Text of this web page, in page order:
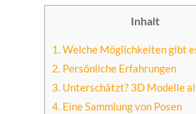
Inhalt
1.Welche Möglichkeiten gibt
2. Persönliche Erfahrungen
3. Unterschätzt? 3D Modelle
4. Eine Sammlung von Posen